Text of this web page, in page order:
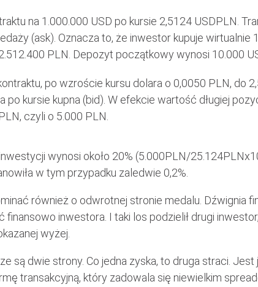
na 1.000.000 USD po kursie 2,5124 USDPLN.
(ask). Oznacza to, że inwestor kupuje wirtualnie
PLN. Depozyt początkowy wynosi 10.000
po wzroście kursu dolara o 0,0050 PLN, do
po kursie kupna (bid). W efekcie wartość długiej
czyli o 5.000 PLN.
wynosi około 20% (5.000PLN/
w tym przypadku zaledwie 0,2%.
również o odwrotnej stronie medalu. Dźwignia
finansowo inwestora. I taki los podzielił drugi
wyżej.
są dwie strony. Co jedna zyska, to druga straci.
transakcyjną, który zadowala się niewielkim